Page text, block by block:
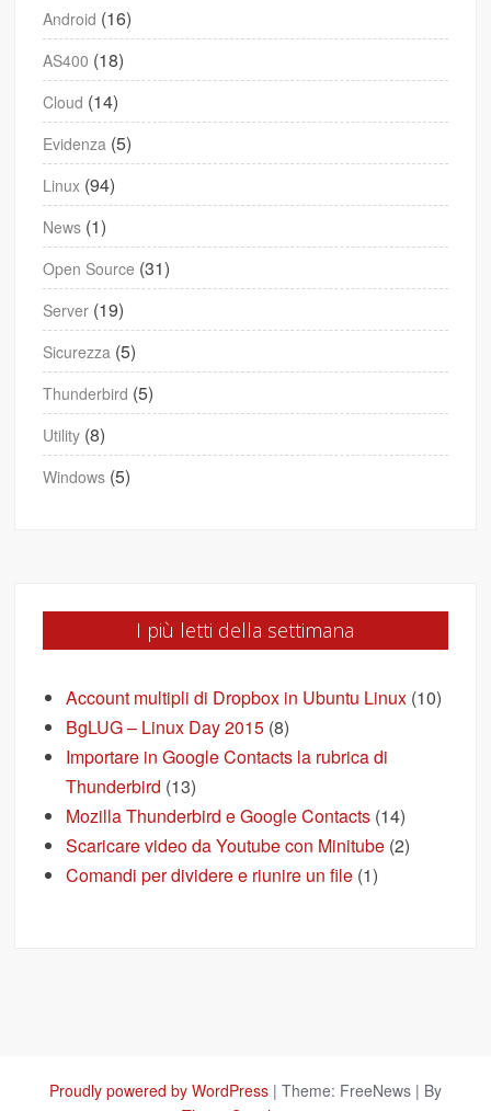
Android (16)
AS400 (18)
Cloud (14)
Evidenza (5)
Linux (94)
News (1)
Open Source (31)
Server (19)
Sicurezza (5)
Thunderbird (5)
Utility (8)
Windows (5)
I più letti della settimana
Account multipli di Dropbox in Ubuntu Linux (10)
BgLUG – Linux Day 2015 (8)
Importare in Google Contacts la rubrica di
Thunderbird (13)
Mozilla Thunderbird e Google Contacts (14)
Scaricare video da Youtube con Minitube (2)
Comandi per dividere e riunire un file (1)
Proudly powered by WordPress | Theme: FreeNews | By